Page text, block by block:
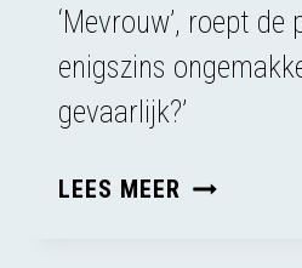
‘Mevrouw’, roept de
enigszins
gevaarlijk?’
LEES MEER ONBEKEND